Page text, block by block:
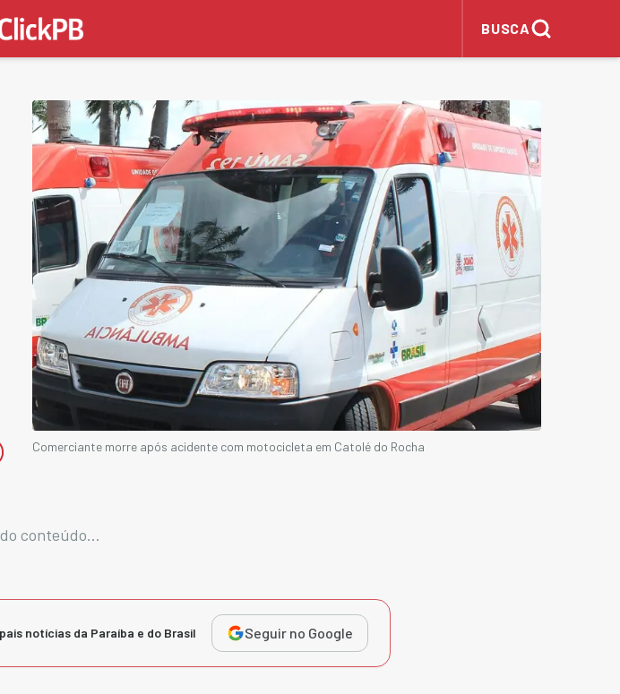
BUSCA
Comerciante morre após acidente com motocicleta em Catolé do Rocha
conteúdo...
notícias da Paraíba e do Brasil Seguir no Google